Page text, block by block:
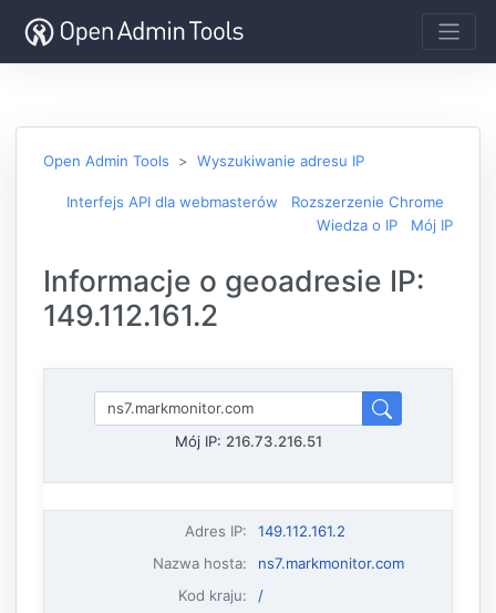
Open Admin Tools Wyszukiwanie adresu IP
Interfejs API dla webmasterów
Rozszerzenie Chrome
Wiedza o IP
Mój IP
Informacje o geoadresie IP:
149.112.161.2
Mój IP: 216.73.216.51
Adres IP:
149.112.161.2
Nazwa hosta:
ns7.markmonitor.com
Kod kraju:
/